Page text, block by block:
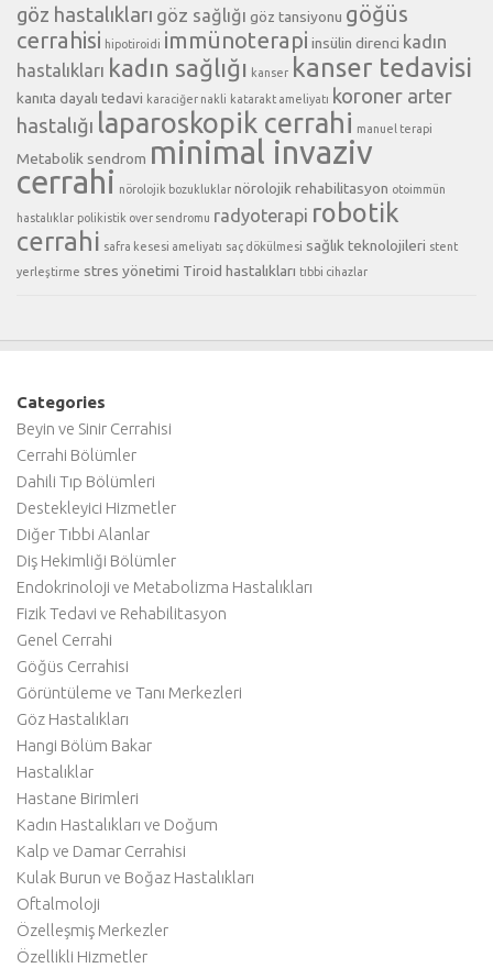
göz hastalıkları göz sağlığı göz tansiyonu göğüs
cerrahisi hipotiroidi immünoterapi insülin direnci kadın
hastalıkları kadın sağlığı kanser kanser tedavisi
kanıta dayalı tedavi karaciğer nakli katarakt ameliyatı koroner arter
hastalığı laparoskopik cerrahi manuel terapi
Metabolik sendrom minimal invaziv
cerrahi nörolojik bozukluklar nörolojik rehabilitasyon otoimmün
hastalıklar polikistik over sendromu radyoterapi robotik
cerrahi safra kesesi ameliyatı saç dökülmesi sağlık teknolojileri stent
yerleştirme stres yönetimi Tiroid hastalıkları tıbbi cihazlar
Categories
Beyin ve Sinir Cerrahisi
Cerrahi Bölümler
Dahili Tıp Bölümleri
Destekleyici Hizmetler
Diğer Tıbbi Alanlar
Diş Hekimliği Bölümler
Endokrinoloji ve Metabolizma Hastalıkları
Fizik Tedavi ve Rehabilitasyon
Genel Cerrahi
Göğüs Cerrahisi
Görüntüleme ve Tanı Merkezleri
Göz Hastalıkları
Hangi Bölüm Bakar
Hastalıklar
Hastane Birimleri
Kadın Hastalıkları ve Doğum
Kalp ve Damar Cerrahisi
Kulak Burun ve Boğaz Hastalıkları
Oftalmoloji
Özelleşmiş Merkezler
Özellikli Hizmetler